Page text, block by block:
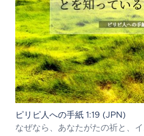
ピリピ人への手紙 1:19 (JPN)
なぜなら、あなたがたの祈と、